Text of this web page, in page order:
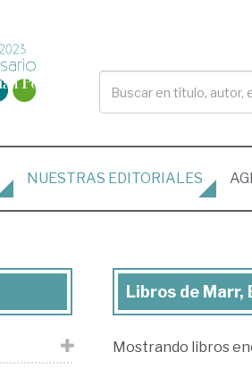
NUESTRAS EDITORIALES
Libros
Marr,
Libros de Marr,
Mostrando libros